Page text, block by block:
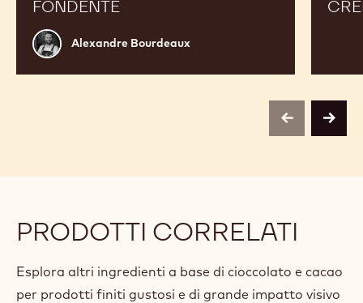
FONDENTE
Alexandre
Bourdeaux
Alexandre Bourdeaux
previousnext
PRODOTTI CORRELATI
Esplora altri ingredienti a base di cioccolato e cacao
per prodotti finiti gustosi e di grande impatto visivo